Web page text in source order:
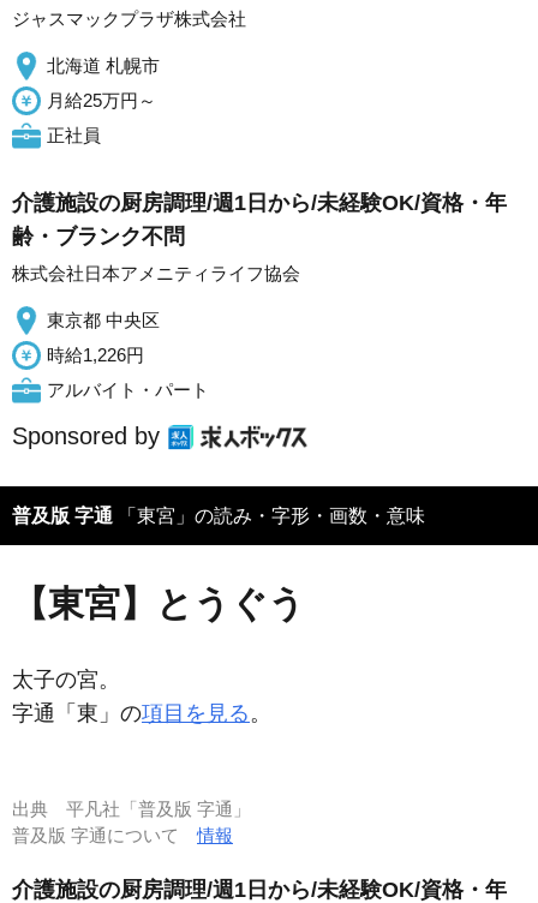
ジャスマックプラザ株式会社
北海道 札幌市
月給25万円～
正社員
介護施設の厨房調理/週1日から/未経験OK/資格・年
齢・ブランク不問
株式会社日本アメニティライフ協会
東京都 中央区
時給1,226円
アルバイト・パート
Sponsored by
普及版 字通 「東宮」の読み・字形・画数・意味
【東宮】とうぐう
太子の宮。
字通「東」の項目を見る。
出典 平凡社「普及版 字通」
普及版 字通について情報
介護施設の厨房調理/週1日から/未経験OK/資格・年